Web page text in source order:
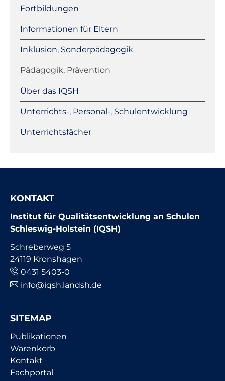
Fortbildungen
Informationen für Eltern
Inklusion, Sonderpädagogik
Pädagogik, Prävention
Über das IQSH
Unterrichts-, Personal-, Schulentwicklung
Unterrichtsfächer
KONTAKT
Institut für Qualitätsentwicklung an Schulen
Schleswig-Holstein (IQSH)
Schreberweg 5
24119 Kronshagen
0431 5403-0
info@iqsh.landsh.de
SITEMAP
Navigation
überspringen
Publikationen
Warenkorb
Kontakt
Fachportal